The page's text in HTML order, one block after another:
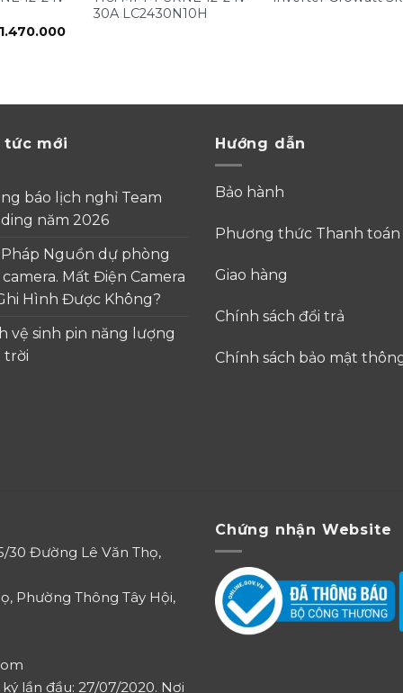
Giá
30A LC2430N10H
tức mới
báo lịch nghỉ Team
năm 2026
Pháp Nguồn dự phòng
Mất Điện Camera
Hình Được Không?
vệ sinh pin năng lượng
trời
Hướng dẫn
Bảo hành
Phương thức Thanh toán
Giao hàng
Chính sách đổi trả
Chính sách bảo mật
30 Đường Lê Văn Thọ,
Phường Thông Tây Hội,
lần đầu: 27/07/2020. Nơi
Chứng nhận Website